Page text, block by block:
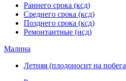
Раннего срока (ксд)
Среднего срока (ксд)
Позднего срока (ксд)
Ремонтантные (нсд)
Малина
Летняя (плодоносит на